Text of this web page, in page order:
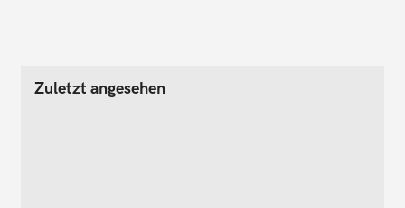
Zuletzt angesehen